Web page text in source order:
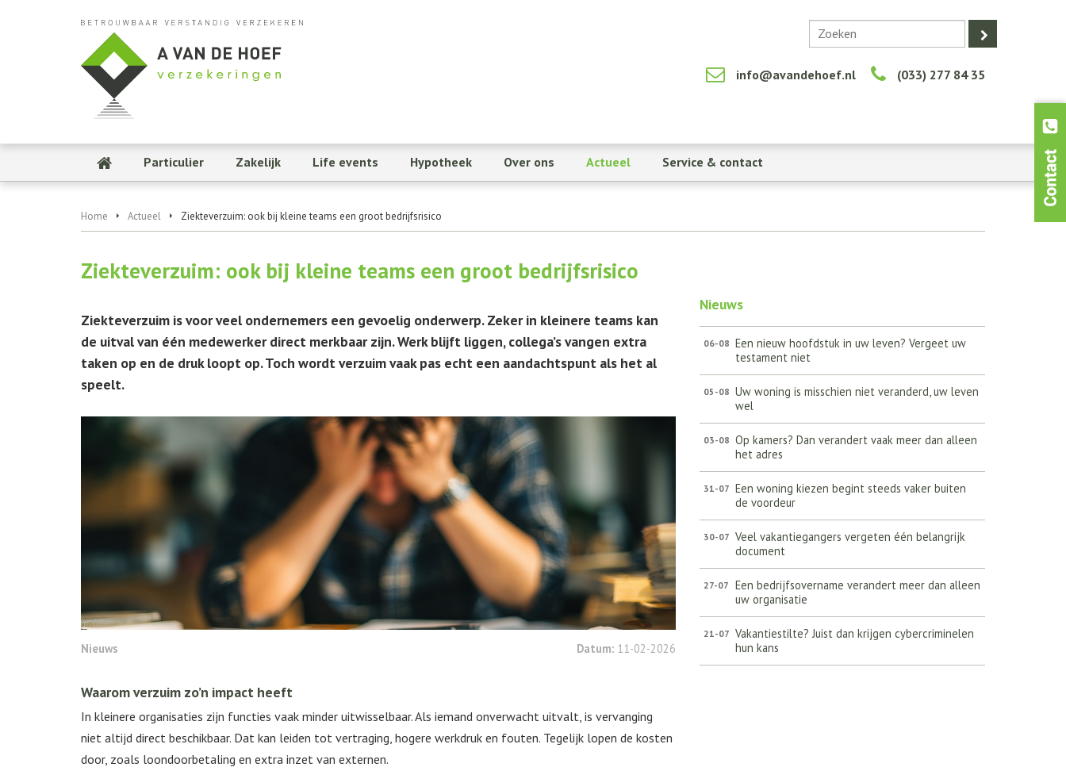
info@avandehoef.nl (033) 277 84 35
Particulier Zakelijk Life events Hypotheek Over ons Actueel Service & contact
Home Actueel Ziekteverzuim: ook bij kleine teams een groot bedrijfsrisico
Ziekteverzuim: ook bij kleine teams een groot bedrijfsrisico
Ziekteverzuim is voor veel ondernemers een gevoelig onderwerp. Zeker in kleinere teams kan
de uitval van één medewerker direct merkbaar zijn. Werk blijft liggen, collega’s vangen extra
taken op en de druk loopt op. Toch wordt verzuim vaak pas echt een aandachtspunt als het al
speelt.
Nieuws Datum: 11-02-2026
Waarom verzuim zo’n impact heeft
In kleinere organisaties zijn functies vaak minder uitwisselbaar. Als iemand onverwacht uitvalt, is vervanging
niet altijd direct beschikbaar. Dat kan leiden tot vertraging, hogere werkdruk en fouten. Tegelijk lopen de kosten
door, zoals loondoorbetaling en extra inzet van externen.
Nieuws
06-08 Een nieuw hoofdstuk in uw leven? Vergeet uw
testament niet
05-08 Uw woning is misschien niet veranderd, uw leven
wel
03-08 Op kamers? Dan verandert vaak meer dan alleen
het adres
31-07 Een woning kiezen begint steeds vaker buiten
de voordeur
30-07 Veel vakantiegangers vergeten één belangrijk
document
27-07 Een bedrijfsovername verandert meer dan alleen
uw organisatie
21-07 Vakantiestilte? Juist dan krijgen cybercriminelen
hun kans